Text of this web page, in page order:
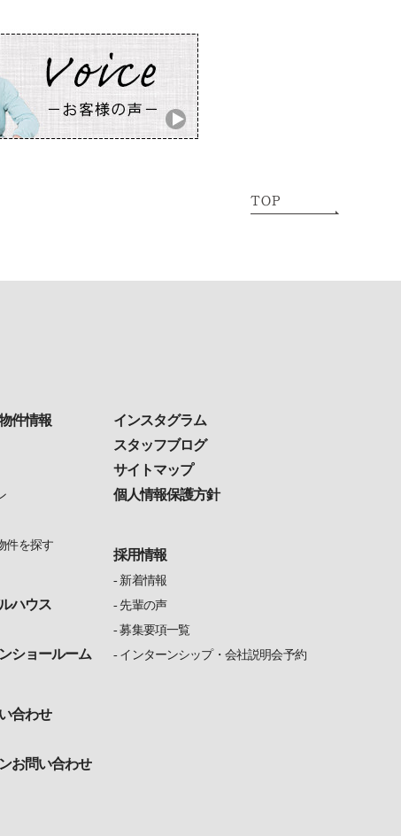
件情報
件を探す
ハウス
ショールーム
合わせ
お問い合わせ
インスタグラム
スタッフブログ
サイトマップ
個人情報保護方針
採用情報
新着情報
先輩の声
募集要項一覧
インターンシップ・会社説明会予約